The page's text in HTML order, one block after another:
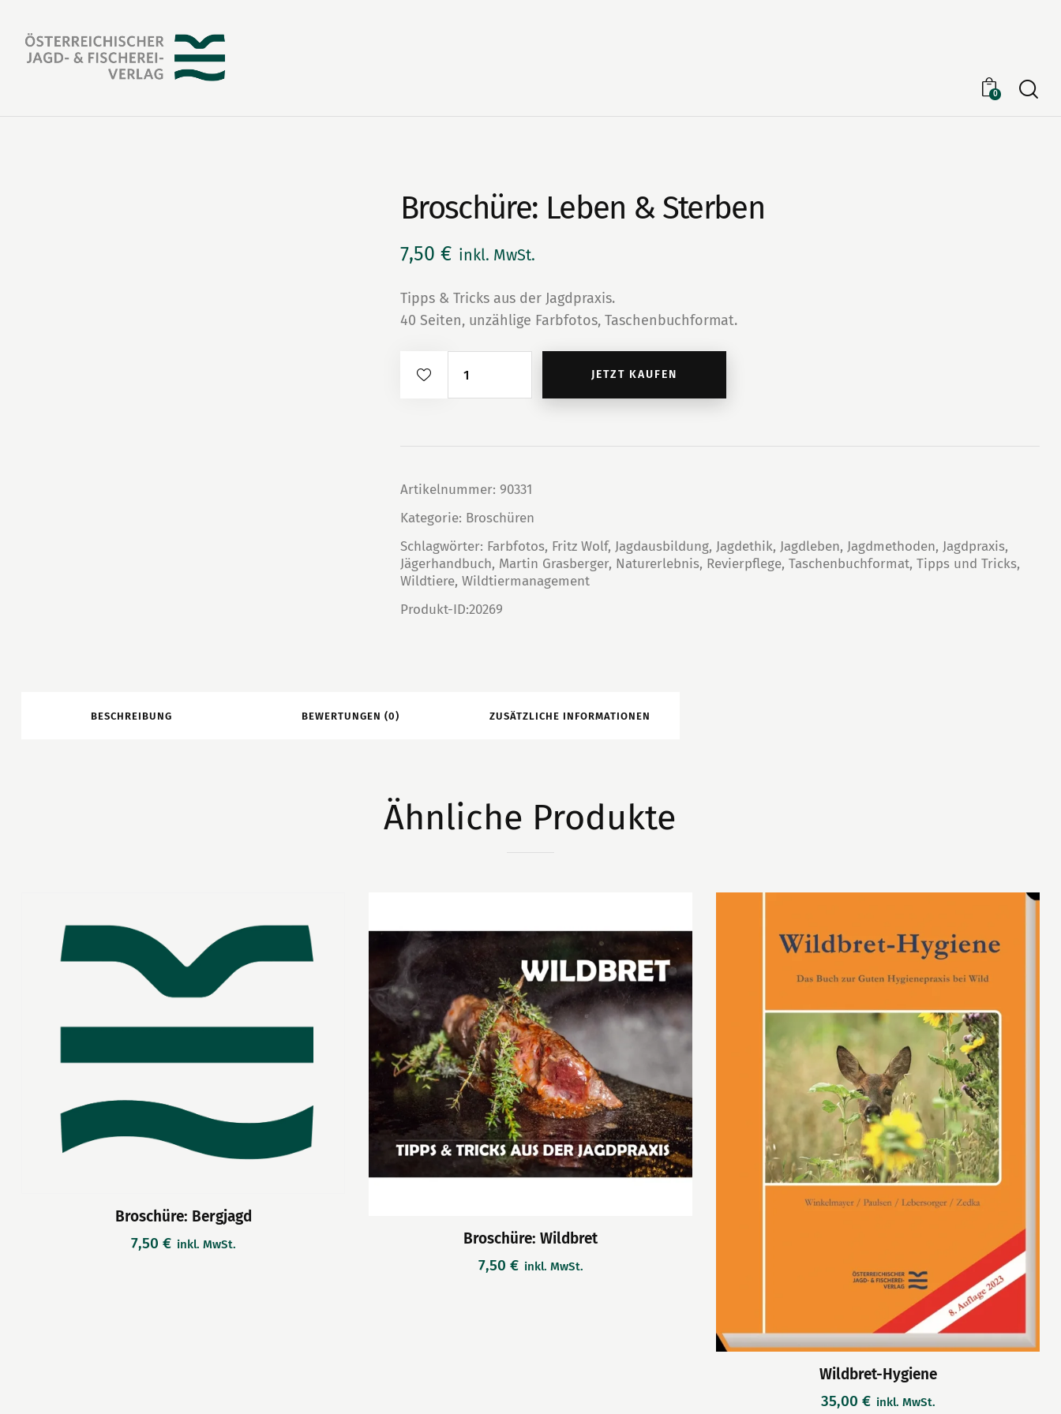
0
Broschüre: Leben & Sterben
7,50€ inkl. MwSt.
Tipps & Tricks aus der Jagdpraxis.
40 Seiten, unzählige Farbfotos, Taschenbuchformat.
Leben
JETZT KAUFEN
Artikelnummer:90331
Kategorie: Broschüren
Schlagwörter: Farbfotos, Fritz Wolf, Jagdausbildung, Jagdethik, Jagdleben, Jagdmethoden, Jagdpraxis,
Jägerhandbuch, Martin Grasberger, Naturerlebnis, Revierpflege,Taschenbuchformat,Tipps und Tricks,
Wildtiere,Wildtiermanagement
Produkt-ID:20269
BESCHREIBUNG BEWERTUNGEN (0) ZUSÄTZLICHE INFORMATIONEN
Ähnliche Produkte
Broschüre: Bergjagd
7,50 € inkl. MwSt.
Broschüre: Wildbret
7,50 € inkl. MwSt.
Wildbret-Hygiene
35,00 € inkl. MwSt.